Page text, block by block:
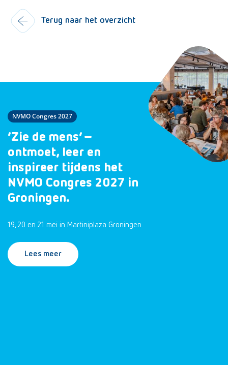
Terug naar het overzicht
NVMO Congres 2027
‘Zie de mens’ –
ontmoet, leer en
inspireer tijdens het
NVMO Congres 2027 in
Groningen.
19, 20 en 21 mei in Martiniplaza Groningen
Lees meer